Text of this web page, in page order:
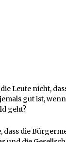
Leute nicht,
gut ist,
geht?
dass die